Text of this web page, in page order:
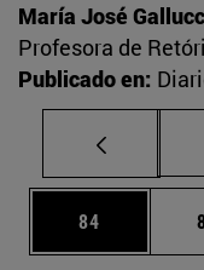
María José
Profesora de
Publicado en:
Página
84